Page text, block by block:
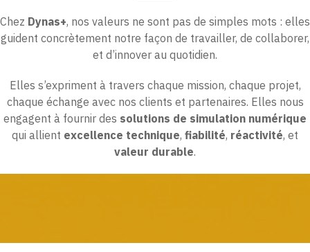
Chez Dynas+, nos valeurs ne sont pas de simples mots : elles
guident concrètement notre façon de travailler, de collaborer,
et d’innover au quotidien.
Elles s’expriment à travers chaque mission, chaque projet,
chaque échange avec nos clients et partenaires. Elles nous
engagent à fournir des solutions de simulation numérique
qui allient excellence technique, fiabilité, réactivité, et
valeur durable.